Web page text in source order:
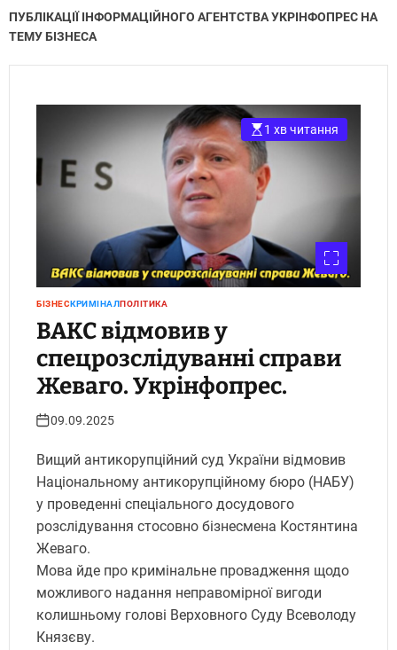
ПУБЛІКАЦІЇ ІНФОРМАЦІЙНОГО АГЕНТСТВА УКРІНФОПРЕС НА
ТЕМУ БІЗНЕСА
1 хв читання
БІЗНЕСКРИМІНАЛПОЛІТИКА
ВАКС відмовив у
спецрозслідуванні справи
Жеваго. Укрінфопрес.
09.09.2025
Вищий антикорупційний суд України відмовив
Національному антикорупційному бюро (НАБУ)
у проведенні спеціального досудового
розслідування стосовно бізнесмена Костянтина
Жеваго.
Мова йде про кримінальне провадження щодо
можливого надання неправомірної вигоди
колишньому голові Верховного Суду Всеволоду
Князєву.